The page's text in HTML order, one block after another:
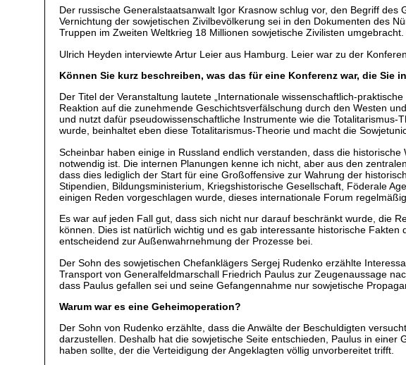
Der russische Generalstaatsanwalt Igor Krasnow schlug vor, den Begriff
Vernichtung der sowjetischen Zivilbevölkerung sei in den Dokumenten des
Truppen im Zweiten Weltkrieg 18 Millionen sowjetische Zivilisten umgebracht.
Ulrich Heyden interviewte Artur Leier aus Hamburg. Leier war zu der
Können Sie kurz beschreiben, was das für eine Konferenz war, die Sie
Der Titel der Veranstaltung lautete „Internationale wissenschaftlich-
Reaktion auf die zunehmende Geschichtsverfälschung durch den Westen
und nutzt dafür pseudowissenschaftliche Instrumente wie die
wurde, beinhaltet eben diese Totalitarismus-Theorie und macht die
Scheinbar haben einige in Russland endlich verstanden, dass die
notwendig ist. Die internen Planungen kenne ich nicht, aber aus den
dass dies lediglich der Start für eine Großoffensive zur Wahrung der
Stipendien, Bildungsministerium, Kriegshistorische Gesellschaft, Föderale
einigen Reden vorgeschlagen wurde, dieses internationale Forum
Es war auf jeden Fall gut, dass sich nicht nur darauf beschränkt wurde, die
können. Dies ist natürlich wichtig und es gab interessante historische
entscheidend zur Außenwahrnehmung der Prozesse bei.
Der Sohn des sowjetischen Chefanklägers Sergej Rudenko erzählte
Transport von Generalfeldmarschall Friedrich Paulus zur Zeugenaussage
dass Paulus gefallen sei und seine Gefangennahme nur sowjetische
Warum war es eine Geheimoperation?
Der Sohn von Rudenko erzählte, dass die Anwälte der Beschuldigten
darzustellen. Deshalb hat die sowjetische Seite entschieden, Paulus in
haben sollte, der die Verteidigung der Angeklagten völlig unvorbereitet trifft.